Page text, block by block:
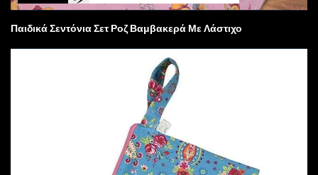
Παιδικά Σεντόνια Σετ Ροζ Βαμβακερά Με Λάστιχο